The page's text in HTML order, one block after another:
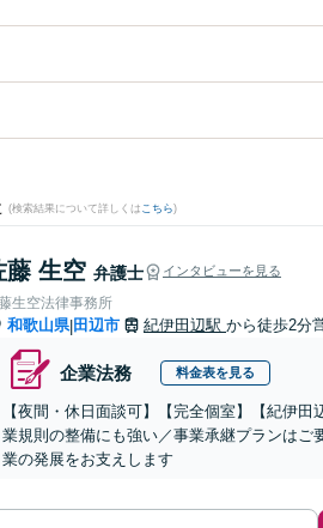
(検索結果について詳しくは こちら)
藤 生空 弁護士 インタビューを見る
生空法律事務所
和歌山県|田辺市 紀伊田辺駅 から徒歩2分
企業法務 料金表を見る
【夜間・休日面談可】【完全個室】【紀伊
業規則の整備にも強い／事業承継プランは
業の発展をお支えします